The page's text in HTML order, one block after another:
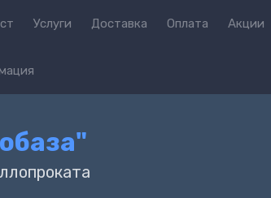
Услуги Доставка Оплата Акции